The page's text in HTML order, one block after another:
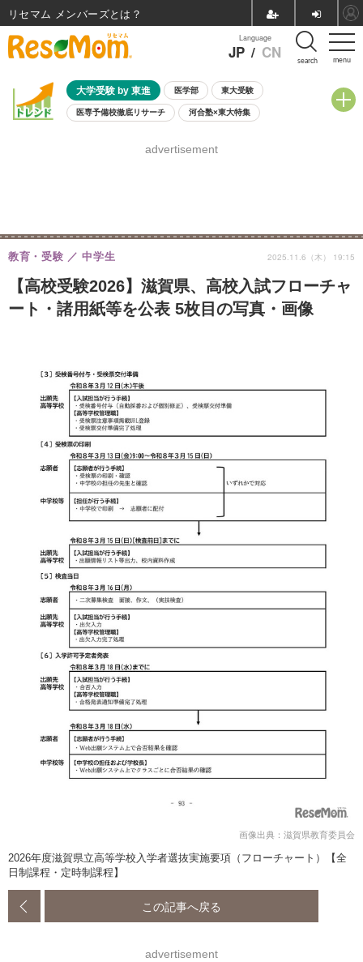
menu
Language
JP / CN search
大学受験 by 東進 医学部 東大受験
医専予備校徹底リサーチ 河合塾×東大特集
8月開催学校説明会・相談会
advertisement
【高校受験2026】滋賀県、高校入試フローチャ
ート・諸用紙等を公表 5枚目の写真・画像
教育・受験 中学生 2025.11.6（木） 19:15
画像出典：滋賀県教育委員会
2026年度滋賀県立高等学校入学者選抜実施要項（フローチャート）【全
日制課程・定時制課程】
この記事へ戻る
advertisement
リセマム メンバーズ